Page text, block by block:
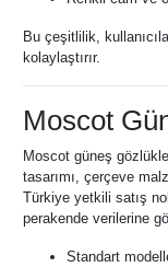
Bu çeşitlilik,
kolaylaştırır.
Moscot
Moscot güneş
tasarımı, çerçeve
Türkiye yetkili satış
perakende verilerine
Standart